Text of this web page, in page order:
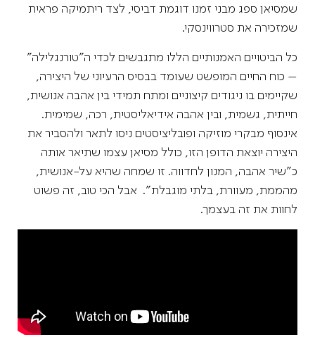
שמסיאן ספג מבני זמנו דוגמת דביסי, לצד ריתמיקה פראית
שמזכירה את סטרווינסקי.
כל הביטויים האמנותיים הללו מתגבשים לכדי ה"טורנגלילה"
– כוח החיים המופשט שעומד בבסיס הרעיוני של היצירה,
שקיימים בו ניגודים קיצוניים ומתח תמידי בין אהבה אנושית,
חייתית, גשמית, ובין אהבה אידיאליסטית, רכה, שמימית.
אינסוף מבקרי מוזיקה ופובליציסטים ניסו לתאר ולהסביר את
היצירה יוצאת הדופן הזו, כולל מסיאן עצמו שתיאר אותה
כ"שיר אהבה, המנון לחדווה. זו שמחה שהיא על-אנושית,
מהממת, מעוורת, בלתי מוגבלת". אבל הכי טוב, זה פשוט
לחוות את זה בעצמך.